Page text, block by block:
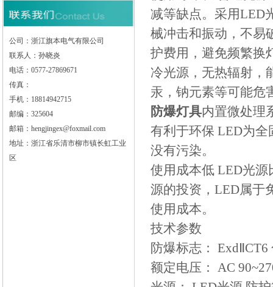
公司：浙江旗本电气有限公司
联系人：孙晓炎
电话：0577-27869671
传真：
手机：18814942715
邮编：325604
邮箱：hengjingex@foxmail.com
地址：浙江省乐清市柳市镇长虹工业
区
减等缺点。采用LED
械冲击和振动，不易
护费用，避免频繁换
冷光源，无热辐射，
汞，钠元素等可能危
防爆灯具内置微处理
有利于环保 LED为
没有污染。
使用成本低 LED光
源的投资，LED属于
使用成本。
技术参数
防爆标志：
额定电压： AC